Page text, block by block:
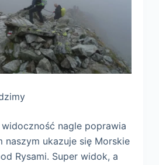
nagle poprawia
naszym ukazuje się Morskie
Rysami. Super widok, a